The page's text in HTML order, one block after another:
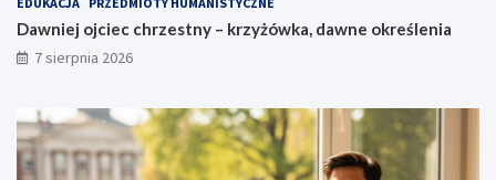
Dawniej ojciec chrzestny – krzyżówka, dawne określenia
7 sierpnia 2026